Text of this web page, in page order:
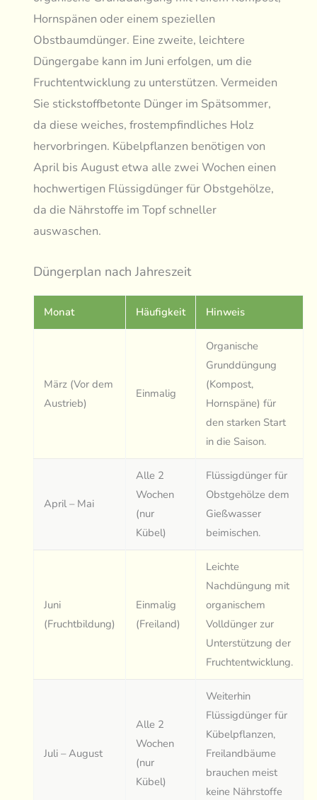
Hornspänen oder einem speziellen
Obstbaumdünger. Eine zweite, leichtere
Düngergabe kann im Juni erfolgen, um die
Fruchtentwicklung zu unterstützen. Vermeiden
Sie stickstoffbetonte Dünger im Spätsommer,
da diese weiches, frostempfindliches Holz
hervorbringen. Kübelpflanzen benötigen von
April bis August etwa alle zwei Wochen einen
hochwertigen Flüssigdünger für Obstgehölze,
da die Nährstoffe im Topf schneller
auswaschen.
Düngerplan nach Jahreszeit
Monat Häufigkeit Hinweis
März (Vor dem
Austrieb)
Einmalig
Organische
Grunddüngung
(Kompost,
Hornspäne) für
den starken Start
in die Saison.
April – Mai
Alle 2
Wochen
(nur
Kübel)
Flüssigdünger für
Obstgehölze dem
Gießwasser
beimischen.
Juni
(Fruchtbildung)
Einmalig
(Freiland)
Leichte
Nachdüngung mit
organischem
Volldünger zur
Unterstützung der
Fruchtentwicklung.
Juli – August
Alle 2
Wochen
(nur
Kübel)
Weiterhin
Flüssigdünger für
Kübelpflanzen,
Freilandbäume
brauchen meist
keine Nährstoffe